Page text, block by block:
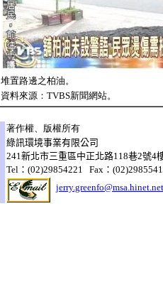
堆置路邊之柏油。
資料來源：TVBS新聞網站。
著作權、版權所有
綠訊環境事業有限公司
241新北市三重區中正北路118巷2號4
Tel：(02)29854221 Fax：
jerry.greenfo@msa.hinet.net